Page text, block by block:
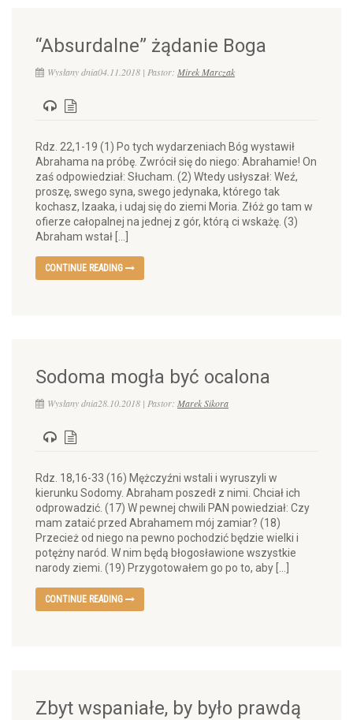
“Absurdalne” żądanie Boga
Wysłany dnia04.11.2018 | Pastor: Mirek Marczak
Rdz. 22,1-19 (1) Po tych wydarzeniach Bóg wystawił
Abrahama na próbę. Zwrócił się do niego: Abrahamie! On
zaś odpowiedział: Słucham. (2) Wtedy usłyszał: Weź,
proszę, swego syna, swego jedynaka, którego tak
kochasz, Izaaka, i udaj się do ziemi Moria. Złóż go tam w
ofierze całopalnej na jednej z gór, którą ci wskażę. (3)
Abraham wstał […]
CONTINUE READING
Sodoma mogła być ocalona
Wysłany dnia28.10.2018 | Pastor: Marek Sikora
Rdz. 18,16-33 (16) Mężczyźni wstali i wyruszyli w
kierunku Sodomy. Abraham poszedł z nimi. Chciał ich
odprowadzić. (17) W pewnej chwili PAN powiedział: Czy
mam zataić przed Abrahamem mój zamiar? (18)
Przecież od niego na pewno pochodzić będzie wielki i
potężny naród. W nim będą błogosławione wszystkie
narody ziemi. (19) Przygotowałem go po to, aby […]
CONTINUE READING
Zbyt wspaniałe, by było prawdą